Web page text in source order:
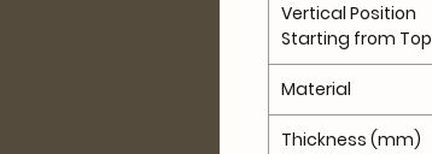
Vertical Position
Starting from Top
Material
Thickness (mm)